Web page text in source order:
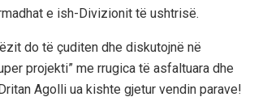
e ish-Divizionit të ushtrisë.
do të çuditen dhe diskutojnë në
projekti” me rrugica të asfaltuara dhe
Agolli ua kishte gjetur vendin parave!